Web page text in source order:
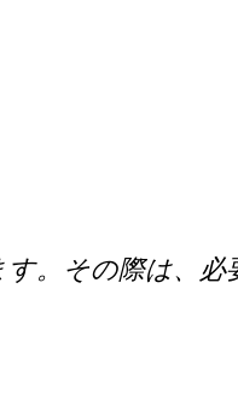
。その際は、必